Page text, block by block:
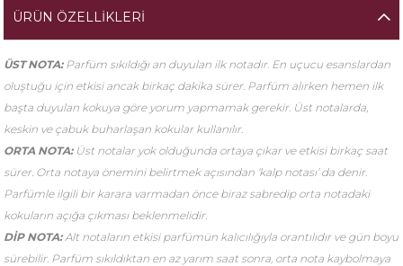
ÜRÜN ÖZELLIKLERI
ÜST NOTA:Parfüm sıkıldığı an duyulan ilk notadır. En uçucu esanslardan
oluştuğu için etkisi ancak birkaç dakika sürer. Parfüm alırken hemen ilk
başta duyulan kokuya göre yorum yapmamak gerekir. Üst notalarda,
keskin ve çabuk buharlaşan kokular kullanılır.
ORTA NOTA: Üst notalar yok olduğunda ortaya çıkar ve etkisi birkaç saat
sürer. Orta notaya önemini belirtmek açısından ‘kalp notası’ da denir.
Parfümle ilgili bir karara varmadan önce biraz sabredip orta notadaki
kokuların açığa çıkması beklenmelidir.
DİP NOTA:Alt notaların etkisi parfümün kalıcılığıyla orantılıdır ve gün boyu
sürebilir. Parfüm sıkıldıktan en az yarım saat sonra, orta nota kaybolmaya